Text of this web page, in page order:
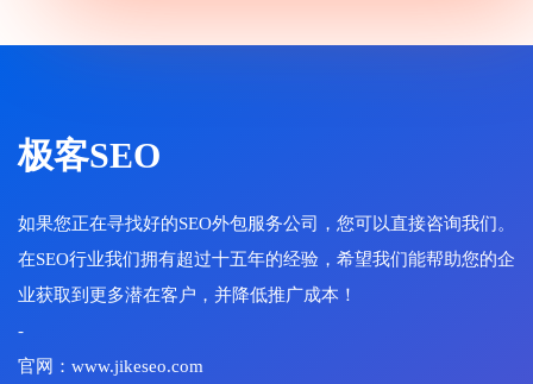
极客SEO
如果您正在寻找好的SEO外包服务公司，您可以直接咨询我们。
在SEO行业我们拥有超过十五年的经验，希望我们能帮助您的企
业获取到更多潜在客户，并降低推广成本！
-
官网：www.jikeseo.com